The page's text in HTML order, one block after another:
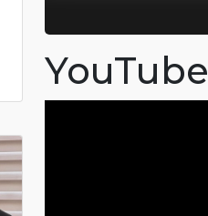
YouTube